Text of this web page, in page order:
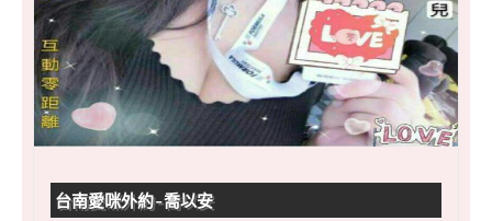
台南愛咪外約-喬以安